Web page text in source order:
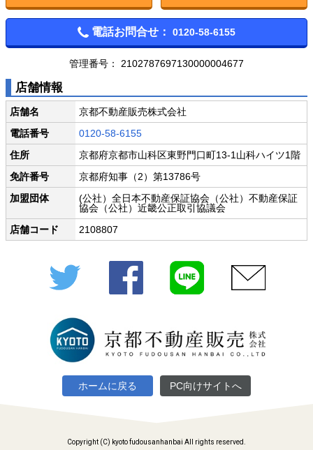
電話お問合せ： 0120-58-6155
管理番号： 2102787697130000004677
店舗情報
店舗名
京都不動産販売株式会社
電話番号
0120-58-6155
住所
京都府京都市山科区東野門口町13-1山科ハイツ1階
免許番号
京都府知事（2）第13786号
加盟団体
(公社）全日本不動産保証協会（公社）不動産保証
協会（公社）近畿公正取引協議会
店舗コード
2108807
Twitter Facebook
ホームに戻る PC向けサイトへ
Copyright (C) kyoto fudousanhanbai All rights reserved.